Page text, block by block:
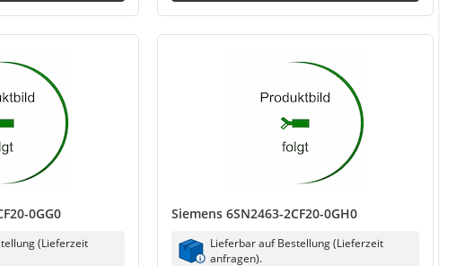
0GG0
(Lieferzeit
Siemens 6SN2463-2CF20-0GH0
Lieferbar auf Bestellung (Lieferzeit
anfragen).